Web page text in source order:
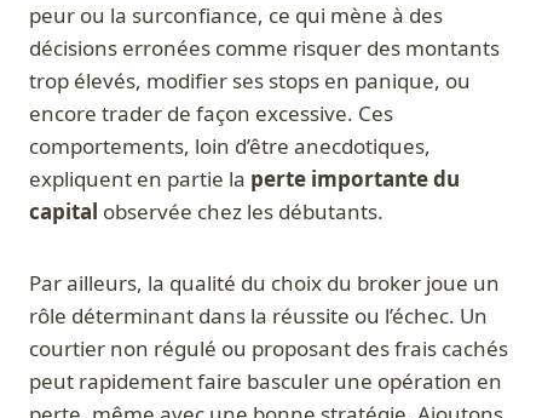
peur ou la surconfiance, ce qui mène à des
décisions erronées comme risquer des montants
trop élevés, modifier ses stops en panique, ou
encore trader de façon excessive. Ces
comportements, loin d’être anecdotiques,
expliquent en partie la perte importante du
capital observée chez les débutants.
Par ailleurs, la qualité du choix du broker joue un
rôle déterminant dans la réussite ou l’échec. Un
courtier non régulé ou proposant des frais cachés
peut rapidement faire basculer une opération en